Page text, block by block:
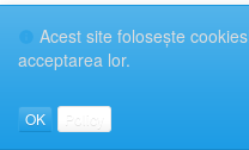
Acest site foloseşte
acceptarea lor.
OK Policy